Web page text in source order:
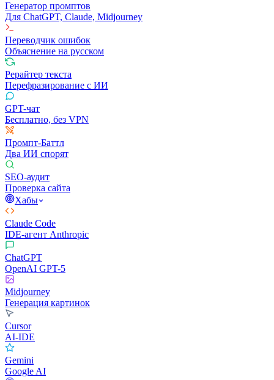
Генератор промптов
Для ChatGPT, Claude, Midjourney
Переводчик ошибок
Объяснение на русском
Рерайтер текста
Перефразирование с ИИ
GPT-чат
Бесплатно, без VPN
Промпт-Баттл
Два ИИ спорят
SEO-аудит
Проверка сайта
Хабы
Claude Code
IDE-агент Anthropic
ChatGPT
OpenAI GPT-5
Midjourney
Генерация картинок
Cursor
AI-IDE
Gemini
Google AI